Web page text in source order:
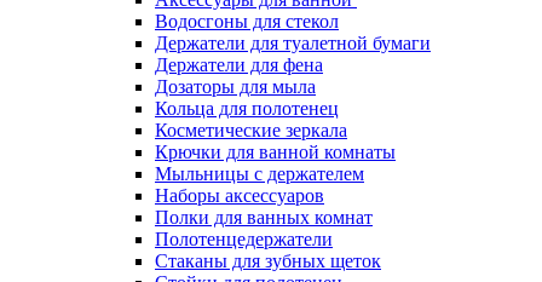
Водосгоны для стекол
Держатели для туалетной бумаги
Держатели для фена
Дозаторы для мыла
Кольца для полотенец
Косметические зеркала
Крючки для ванной комнаты
Мыльницы с держателем
Наборы аксессуаров
Полки для ванных комнат
Полотенцедержатели
Стаканы для зубных щеток